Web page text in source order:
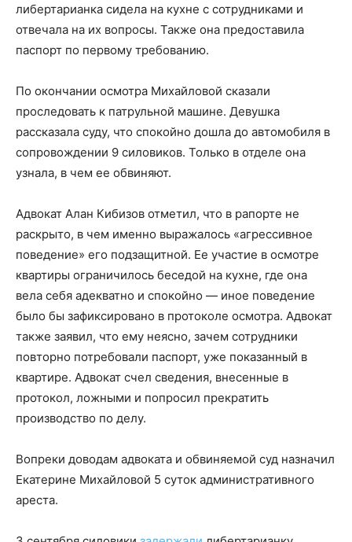
либертарианка сидела на кухне с сотрудниками и
отвечала на их вопросы. Также она предоставила
паспорт по первому требованию.
По окончании осмотра Михайловой сказали
проследовать к патрульной машине. Девушка
рассказала суду, что спокойно дошла до автомобиля в
сопровождении 9 силовиков. Только в отделе она
узнала, в чем ее обвиняют.
Адвокат Алан Кибизов отметил, что в рапорте не
раскрыто, в чем именно выражалось «агрессивное
поведение» его подзащитной. Ее участие в осмотре
квартиры ограничилось беседой на кухне, где она
вела себя адекватно и спокойно — иное поведение
было бы зафиксировано в протоколе осмотра. Адвокат
также заявил, что ему неясно, зачем сотрудники
повторно потребовали паспорт, уже показанный в
квартире. Адвокат счел сведения, внесенные в
протокол, ложными и попросил прекратить
производство по делу.
Вопреки доводам адвоката и обвиняемой суд назначил
Екатерине Михайловой 5 суток административного
ареста.